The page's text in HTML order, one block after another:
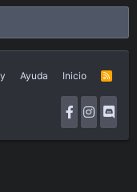
Ayuda Inicio
R
S